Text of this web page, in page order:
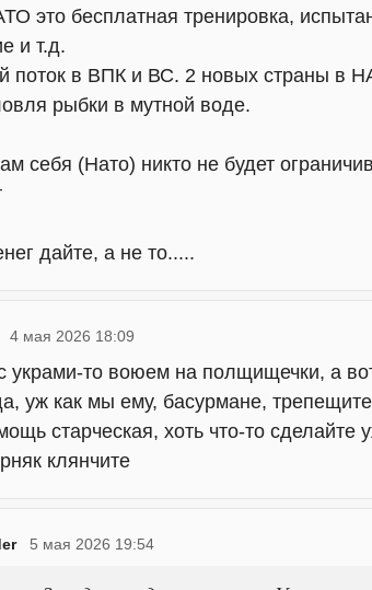
это бесплатная тренировка,
и т.д.
поток в ВПК и ВС. 2 новых страны в
рыбки в мутной воде.
себя (Нато) никто не будет
дайте, а не то.....
4 мая 2026 18:09
украми-то воюем на полщищечки, а
уж как мы ему, басурмане,
старческая, хоть что-то сделайте
клянчите
5 мая 2026 19:54